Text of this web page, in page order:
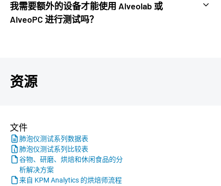
麦。Alveolab 还可以测量全麦面团的特性。
我需要额外的设备才能使用 Alveolab 或
AlveoPC 进行测试吗？
资源
文件
肺泡仪测试系列数据表
肺泡仪测试系列比较表
谷物、研磨、烘焙和休闲食品的分
析解决方案
来自 KPM Analytics 的烘焙师流程